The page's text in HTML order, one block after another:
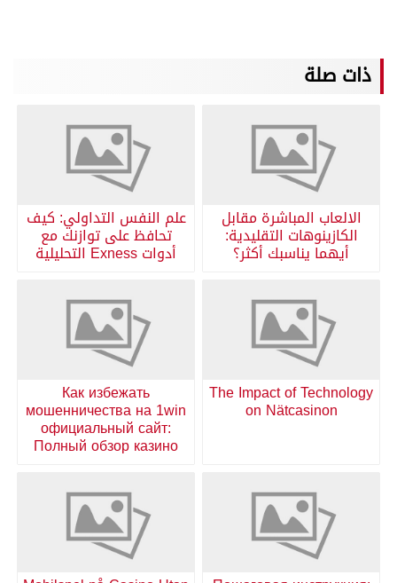
ذات صلة
الالعاب المباشرة مقابل
الكازينوهات التقليدية:
أيهما يناسبك أكثر؟
علم النفس التداولي: كيف
تحافظ على توازنك مع
أدوات Exness التحليلية
The Impact of Technology
on Nätcasinon
Как избежать
мошенничества на 1win
официальный сайт:
Полный обзор казино